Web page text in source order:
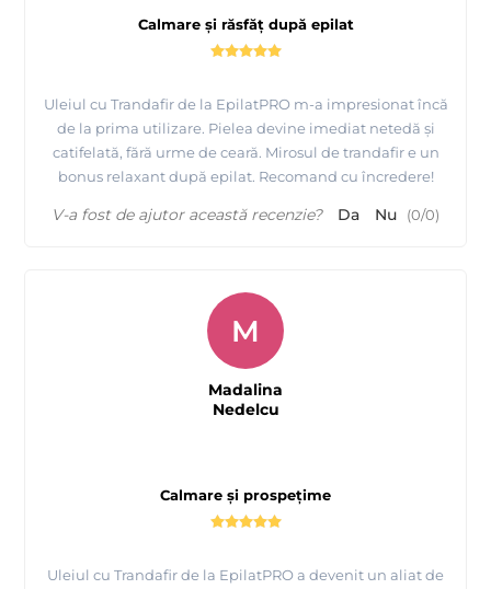
Calmare și răsfăț după epilat
Uleiul cu Trandafir de la EpilatPRO m-a impresionat încă
de la prima utilizare. Pielea devine imediat netedă și
catifelată, fără urme de ceară. Mirosul de trandafir e un
bonus relaxant după epilat. Recomand cu încredere!
V-a fost de ajutor această recenzie? Da Nu (0/0)
Calmare și prospețime
Uleiul cu Trandafir de la EpilatPRO a devenit un aliat de
M
Madalina
Nedelcu